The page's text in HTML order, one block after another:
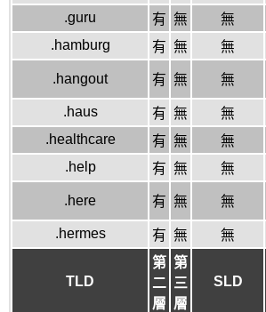
.guru
有 無 無
.hamburg
有 無 無
.hangout 有 無 無
.haus
有 無 無
.healthcare
有 無 無
.help
有 無 無
.here 有 無 無
.hermes
有 無 無
TLD
第
二
層
第
三
層
SLD